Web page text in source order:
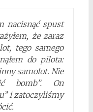
nacisnąć spust
że zaraz
tego samego
do pilota:
samolot. Nie
bomb”. On
i zatoczyliśmy